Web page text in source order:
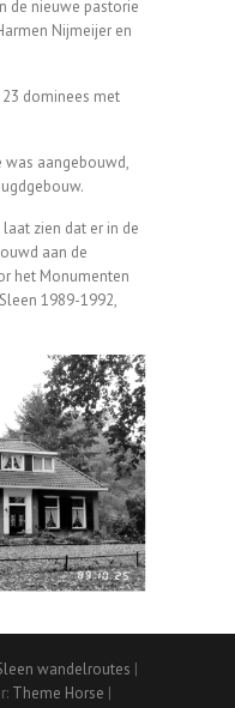
de nieuwe pastorie
Nijmeijer en
dominees met
was aangebouwd,
zien dat er in de
aan de
het Monumenten
1989-1992,
wandelroutes |
Theme Horse |